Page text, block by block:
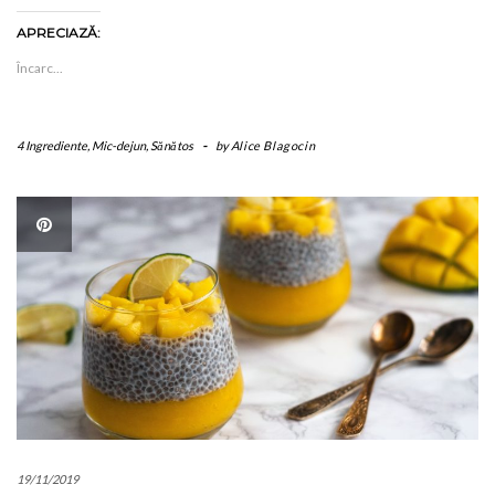
APRECIAZĂ:
Încarc...
4 Ingrediente, Mic-dejun,Sănătos - byAlice Blagocin
19/11/2019